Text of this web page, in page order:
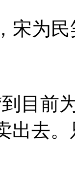
为民
目前
出去